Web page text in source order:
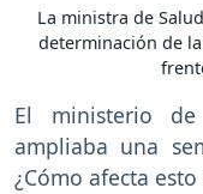
La ministra de
determinación de
El ministerio
ampliaba una
¿Cómo afecta